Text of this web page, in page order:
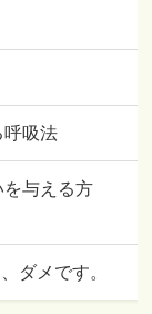
吸法
与える方
ダメです。